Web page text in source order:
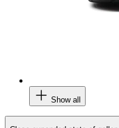
Show all